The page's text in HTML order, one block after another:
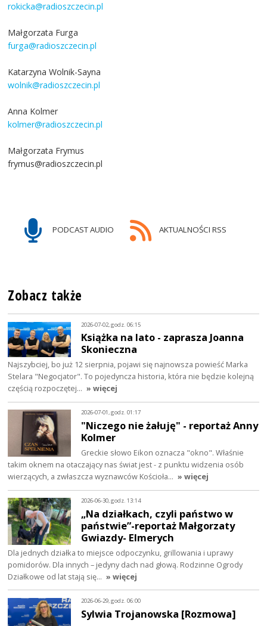
rokicka@radioszczecin.pl
Małgorzata Furga
furga@radioszczecin.pl
Katarzyna Wolnik-Sayna
wolnik@radioszczecin.pl
Anna Kolmer
kolmer@radioszczecin.pl
Małgorzata Frymus
frymus@radioszczecin.pl
PODCAST AUDIO AKTUALNOŚCI RSS
Zobacz także
2026-07-02, godz. 06:15
Książka na lato - zaprasza Joanna
Skonieczna
Najszybciej, bo już 12 sierpnia, pojawi się najnowsza powieść Marka
Stelara "Negocjator". To pojedyncza historia, która nie będzie kolejną
częścią rozpoczętej… » więcej
2026-07-01, godz. 01:17
"Niczego nie żałuję" - reportaż Anny
Kolmer
Greckie słowo Eikon oznacza "okno". Właśnie
takim oknem na otaczający nas świat jest - z punktu widzenia osób
wierzących, a zwłaszcza wyznawców Kościoła… » więcej
2026-06-30, godz. 13:14
„Na działkach, czyli państwo w
państwie”-reportaż Małgorzaty
Gwiazdy- Elmerych
Dla jednych działka to miejsce odpoczynku, grillowania i uprawy
pomidorów. Dla innych – jedyny dach nad głową. Rodzinne Ogrody
Działkowe od lat stają się… » więcej
2026-06-29, godz. 06:00
Sylwia Trojanowska [Rozmowa]